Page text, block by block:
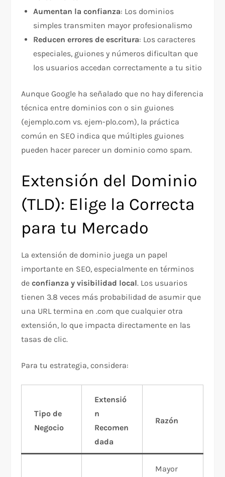
Aumentan la confianza: Los dominios
simples transmiten mayor profesionalismo
Reducen errores de escritura: Los caracteres
especiales, guiones y números dificultan que
los usuarios accedan correctamente a tu sitio​
Aunque Google ha señalado que no hay diferencia
técnica entre dominios con o sin guiones
(ejemplo.com vs. ejem-plo.com), la práctica
común en SEO indica que múltiples guiones
pueden hacer parecer un dominio como spam.​
Extensión del Dominio
(TLD): Elige la Correcta
para tu Mercado
La extensión de dominio juega un papel
importante en SEO, especialmente en términos
deconfianza y visibilidad local. Los usuarios
tienen 3.8 veces más probabilidad de asumir que
una URL termina en .com que cualquier otra
extensión, lo que impacta directamente en las
tasas de clic.​
Para tu estrategia, considera:
Tipo de
Negocio
Extensió
n
Recomen
dada
Razón
Mayor